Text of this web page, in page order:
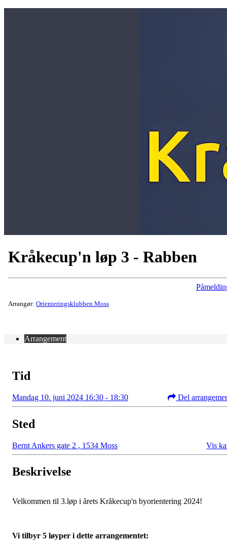
Kråkecup'n løp 3 - Rabben
Arrangør: Orienteringsklubben Moss
Arrangement
Tid
Mandag 10. juni 2024 16:30 - 18:30 Del
Sted
Bernt Ankers gate 2 , 1534 Moss Vis
Beskrivelse
Velkommen til 3.løp i årets Kråkecup'n byorientering 2024!
Vi tilbyr 5 løyper i dette arrangementet: